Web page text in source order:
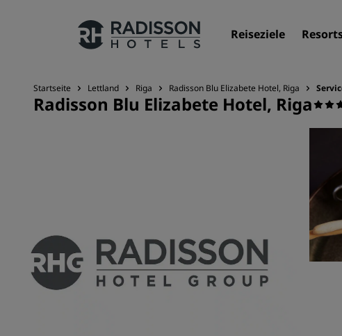
Reiseziele
Unsere Marken
Startseite Lettland Riga Radisson Blu Elizabete Hotel, Riga
Radisson Blu Elizabete Hotel, Riga